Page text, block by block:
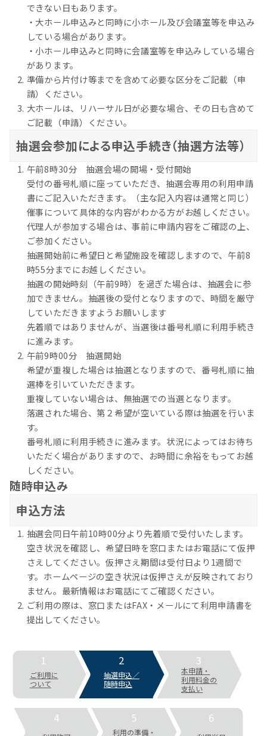
できない日もあります。
・大ホール申込みと同時に小ホール及び会議室等を申込み
している場合があります。
・小ホール申込みと同時に会議室等を申込みしている場合
があります。
準備から片付け等までを含めて必要な区分をご記載（申
請）ください。
大ホールは、リハーサル日が必要な場合、その日も含めて
ご記載（申請）ください。
抽選会参加による申込手続き（抽選方法等）
午前8時30分 抽選会場の開場・受付開始
受付の番号札順に座っていただき、抽選会専用の利用申請
書にご記入いただきます。（主な記入内容は通常と同じ）
催事について具体的な内容がわかる方がお越しください。
代理人が参加する場合は、事前に申請内容をご確認の上、
ご参加ください。
抽選開始前に希望日と希望施設を確認しますので、午前8
時55分までにお越しください。
抽選の開始時刻（午前9時）を過ぎた場合は、抽選会に参
加できません。抽選後の受付となりますので、時間を厳守
していただきますようお願いします
先着順ではありませんが、当選後は番号札順に利用手続き
に進みます。
午前9時00分 抽選開始
希望が重複した場合は抽選となりますので、番号札順に抽
選棒を引いていただきます。
重複していない場合は、無抽選での当選となります。
落選された場合、第２希望が空いている際は抽選を行いま
す。
番号札順に利用手続きに進みます。状況によってはお待ち
いただく場合がありますので、お時間に余裕をもってお越
しください。
随時申込み
申込方法
抽選会同日午前10時00分より先着順で受付いたします。
空き状況を確認し、希望日時を窓口またはお電話にて仮押
さえしてください。仮押さえ期間は受付日より1週間で
す。ホームページの空き状況は仮押さえが反映されており
ません。最新情報はお電話にてご確認ください。
ご利用の際は、窓口またはFAX・メールにて利用申請書を
提出してください。
1
ご利用に
ついて
2
抽選申込／
随時申込
3
本申請・
利用料金の
支払い
4 5
利用の準備・
6